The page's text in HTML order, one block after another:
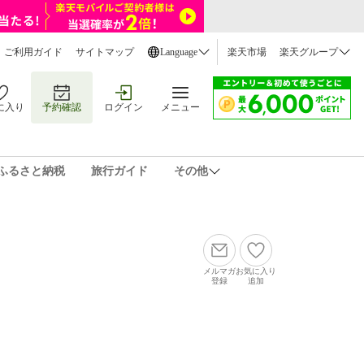
ご利用ガイド サイトマップ Language 楽天市場 楽天グループ
入り 予約確認 ログイン メニュー
るさと納税 旅行ガイド その他
メルマガ
登録
お気に入り
追加